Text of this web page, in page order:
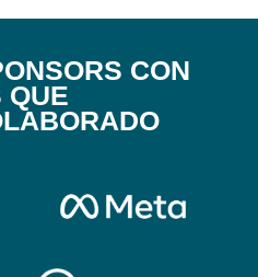
CON
QUE